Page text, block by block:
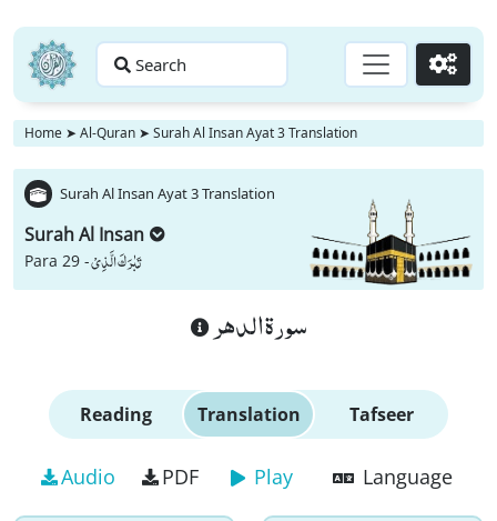
Search Go
Home ➤ Al-Quran ➤ Surah Al Insan Ayat 3 Translation
Surah Al Insan Ayat 3 Translation
Surah Al Insan
Para 29 -تَبٰرَكَ الَّذِیْ
سورة الدهر
Reading Translation Tafseer
Audio PDF Play Language